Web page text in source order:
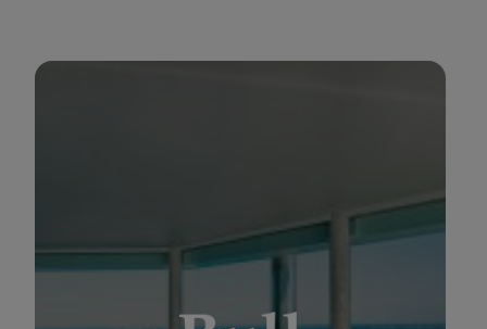
***
BULL COSTA